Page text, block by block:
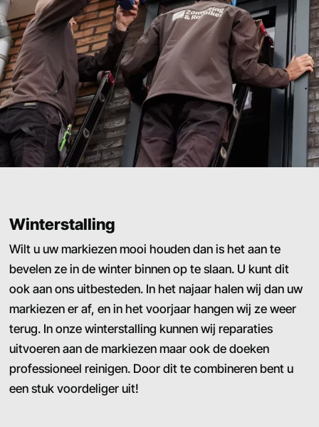
Winterstalling
Wilt u uw markiezen mooi houden dan is het aan te
bevelen ze in de winter binnen op te slaan. U kunt dit
ook aan ons uitbesteden. In het najaar halen wij dan uw
markiezen er af, en in het voorjaar hangen wij ze weer
terug. In onze winterstalling kunnen wij reparaties
uitvoeren aan de markiezen maar ook de doeken
professioneel reinigen. Door dit te combineren bent u
een stuk voordeliger uit!